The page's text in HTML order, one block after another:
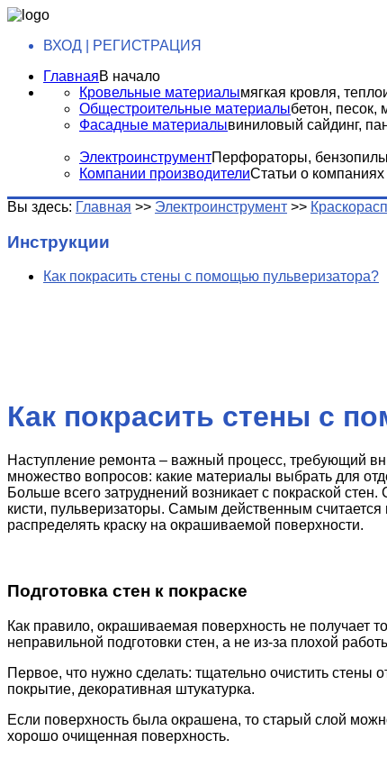
ВХОД | РЕГИСТРАЦИЯ
ГлавнаяВ начало
Кровельные материалымягкая кровля,
Общестроительные материалыбетон, песок,
Фасадные материалывиниловый сайдинг,
ЭлектроинструментПерфораторы, бензопилы
Компании производителиСтатьи о
Вы здесь: Главная >> Электроинструмент >>
Инструкции
Как покрасить стены с помощью пульверизатора?
Как покрасить стены с
Наступление ремонта – важный процесс, требующий
множество вопросов: какие материалы выбрать для
Больше всего затруднений возникает с покраской
кисти, пульверизаторы. Самым действенным
распределять краску на окрашиваемой поверхности.
Подготовка стен к покраске
Как правило, окрашиваемая поверхность не получает
неправильной подготовки стен, а не из-за плохой
Первое, что нужно сделать: тщательно очистить стены
покрытие, декоративная штукатурка.
Если поверхность была окрашена, то старый слой
хорошо очищенная поверхность.